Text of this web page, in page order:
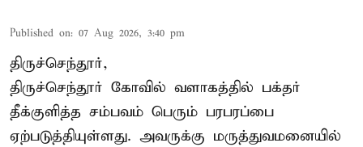
Published on: 07 Aug 2026, 3:40 pm
திருச்செந்தூர்,
திருச்செந்தூர் கோவில் வளாகத்தில் பக்தர்
தீக்குளித்த சம்பவம் பெரும் பரபரப்பை
ஏற்படுத்தியுள்ளது. அவருக்கு மருத்துவமனையில்